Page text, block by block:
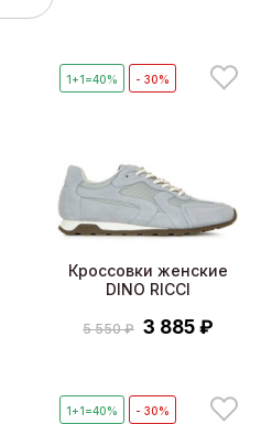
1+1=40% - 30%
Кроссовки женские
DINO RICCI
5 550 ₽ 3 885 ₽
1+1=40% - 30%